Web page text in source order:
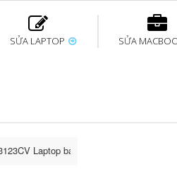
SỬA LAPTOP
hình Thay Pin
SỬA
Thay màn hình
Sửa Surface không
Laptop battery